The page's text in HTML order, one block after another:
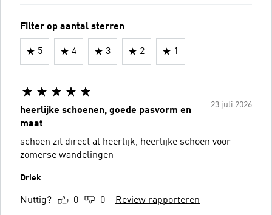
Filter op aantal sterren
5 4 3 2 1
23 juli 2026
heerlijke schoenen, goede pasvorm en
maat
schoen zit direct al heerlijk, heerlijke schoen voor
zomerse wandelingen
Driek
Nuttig? 0 0 Review rapporteren